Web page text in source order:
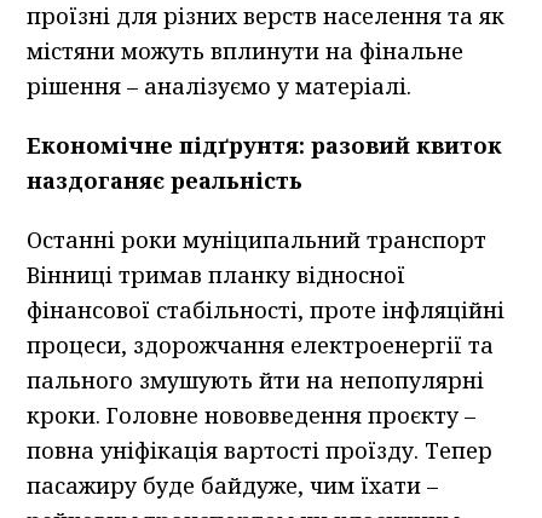
проїзні для різних верств населення та як
містяни можуть вплинути на фінальне
рішення – аналізуємо у матеріалі.
Економічне підґрунтя: разовий квиток
наздоганяє реальність
Останні роки муніципальний транспорт
Вінниці тримав планку відносної
фінансової стабільності, проте інфляційні
процеси, здорожчання електроенергії та
пального змушують йти на непопулярні
кроки. Головне нововведення проєкту –
повна уніфікація вартості проїзду. Тепер
пасажиру буде байдуже, чим їхати –